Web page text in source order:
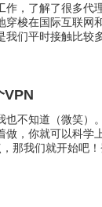
作，了解了很多代
穿梭在国际互联网
们平时接触比较
VPN
也不知道（微笑）
做，你就可以科学
那我们就开始吧！